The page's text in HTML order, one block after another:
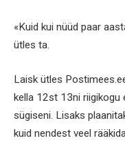
«Kuid kui nüüd paar
ütles ta.
Laisk ütles
kella 12st 13ni riigikogu
sügiseni. Lisaks
kuid nendest veel